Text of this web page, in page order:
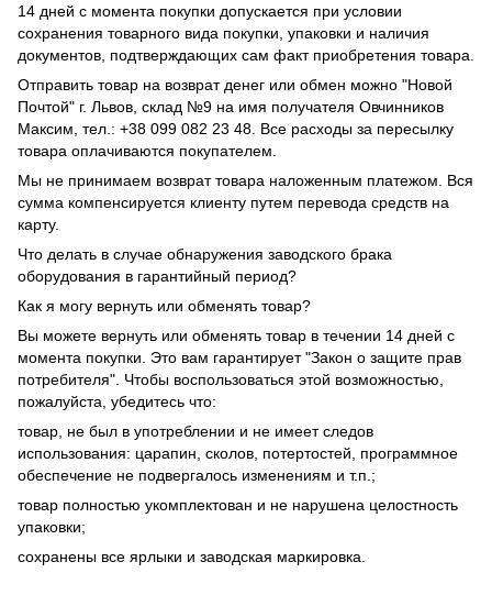
14 дней с момента покупки допускается при условии
сохранения товарного вида покупки, упаковки и наличия
документов, подтверждающих сам факт приобретения товара.
Отправить товар на возврат денег или обмен можно "Новой
Почтой" г. Львов, склад №9 на имя получателя Овчинников
Максим, тел.: +38 099 082 23 48. Все расходы за пересылку
товара оплачиваются покупателем.
Мы не принимаем возврат товара наложенным платежом. Вся
сумма компенсируется клиенту путем перевода средств на
карту.
Что делать в случае обнаружения заводского брака
оборудования в гарантийный период?
Как я могу вернуть или обменять товар?
Вы можете вернуть или обменять товар в течении 14 дней с
момента покупки. Это вам гарантирует "Закон о защите прав
потребителя". Чтобы воспользоваться этой возможностью,
пожалуйста, убедитесь что:
товар, не был в употреблении и не имеет следов
использования: царапин, сколов, потертостей, программное
обеспечение не подвергалось изменениям и т.п.;
товар полностью укомплектован и не нарушена целостность
упаковки;
сохранены все ярлыки и заводская маркировка.